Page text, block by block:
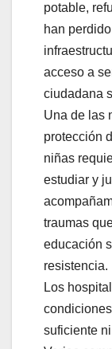
potable,
han
acceso a
ciudadana
Una de las
protección
niñas
estudiar y
traumas
educación
resistencia.
Los
suficiente